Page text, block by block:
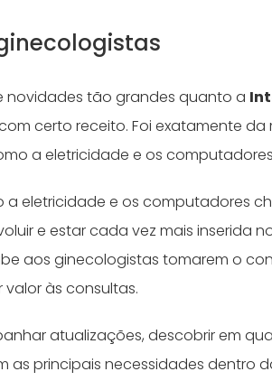
novidades tão grandes quanto a
certo receito. Foi exatamente
a eletricidade e os
a eletricidade e os computadores
e estar cada vez mais inserida
aos ginecologistas tomarem o
às consultas.
atualizações, descobrir em
as principais necessidades dentro